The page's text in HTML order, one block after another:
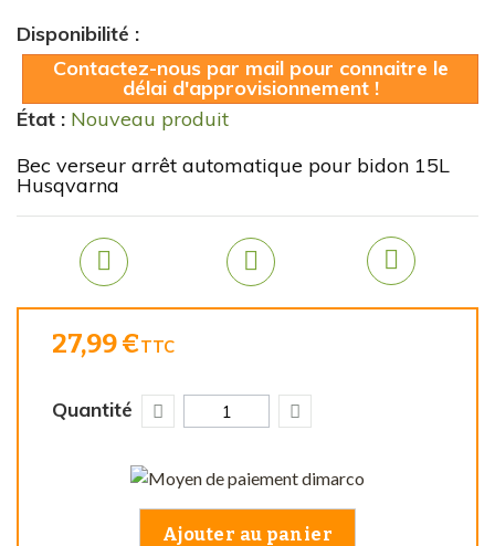
Disponibilité :
Contactez-nous par mail pour connaitre le
délai d'approvisionnement !
État : Nouveau produit
Bec verseur arrêt automatique pour bidon 15L
Husqvarna
27,99 €TTC
Quantité
Ajouter au panier